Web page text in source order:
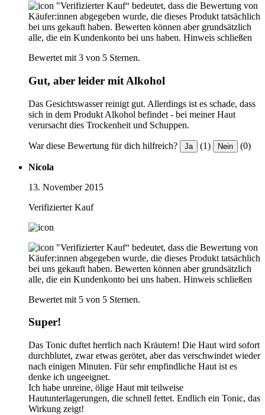
"Verifizierter Kauf“ bedeutet, dass die Bewertung von
Käufer:innen abgegeben wurde, die dieses Produkt tatsächlich
bei uns gekauft haben. Bewerten können aber grundsätzlich
alle, die ein Kundenkonto bei uns haben. Hinweis schließen
Bewertet mit 3 von 5 Sternen.
Gut, aber leider mit Alkohol
Das Gesichtswasser reinigt gut. Allerdings ist es schade, dass
sich in dem Produkt Alkohol befindet - bei meiner Haut
verursacht dies Trockenheit und Schuppen.
War diese Bewertung für dich hilfreich? Ja (1) Nein (0)
Nicola
13. November 2015
Verifizierter Kauf
"Verifizierter Kauf“ bedeutet, dass die Bewertung von
Käufer:innen abgegeben wurde, die dieses Produkt tatsächlich
bei uns gekauft haben. Bewerten können aber grundsätzlich
alle, die ein Kundenkonto bei uns haben. Hinweis schließen
Bewertet mit 5 von 5 Sternen.
Super!
Das Tonic duftet herrlich nach Kräutern! Die Haut wird sofort
durchblutet, zwar etwas gerötet, aber das verschwindet wieder
nach einigen Minuten. Für sehr empfindliche Haut ist es
denke ich ungeeignet.
Ich habe unreine, ölige Haut mit teilweise
Hautunterlagerungen, die schnell fettet. Endlich ein Tonic, das
Wirkung zeigt!